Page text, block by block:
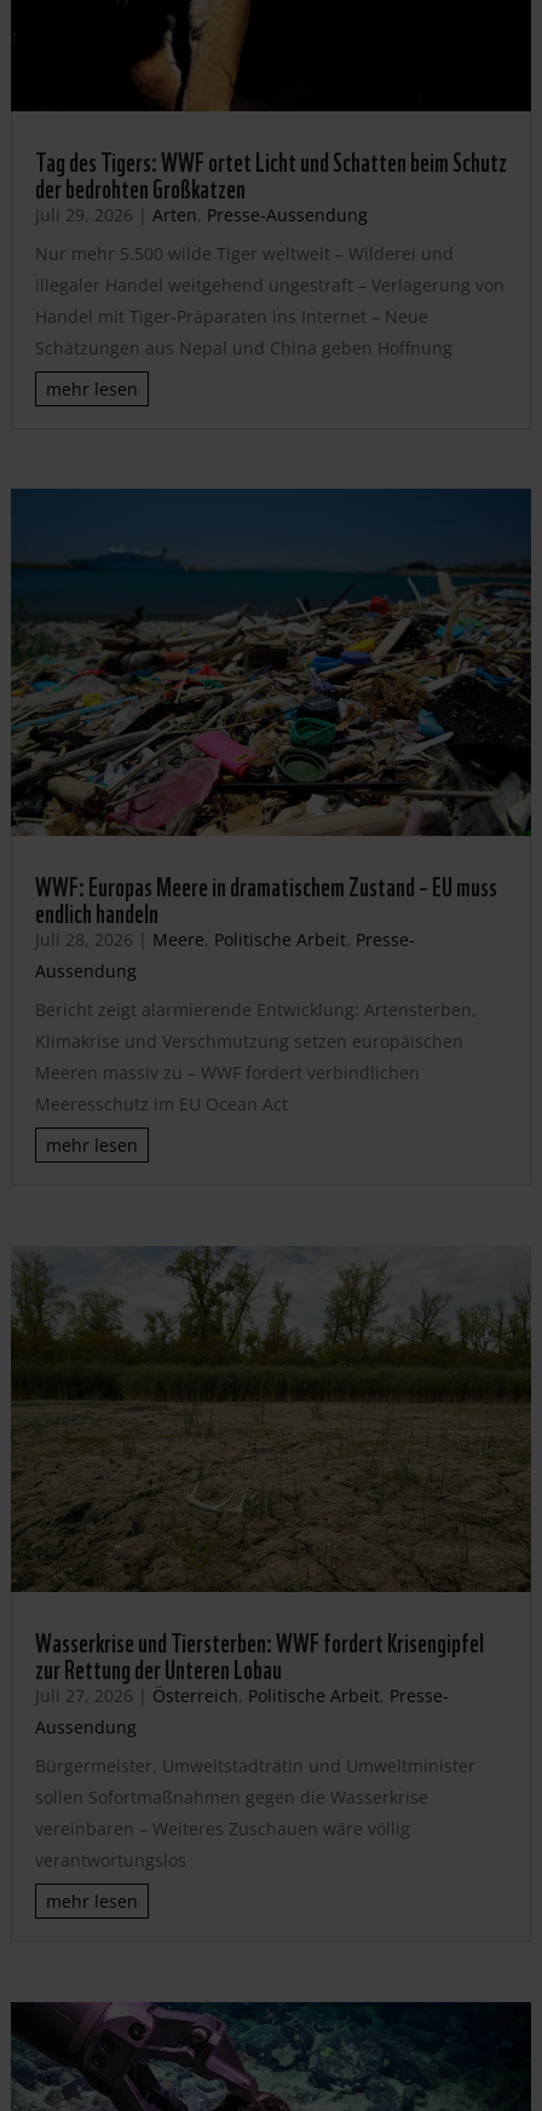
Tag des Tigers: WWF ortet Licht und Schatten beim Schutz
der bedrohten Großkatzen
Juli 29, 2026 | Arten, Presse-Aussendung
Nur mehr 5.500 wilde Tiger weltweit – Wilderei und
illegaler Handel weitgehend ungestraft – Verlagerung von
Handel mit Tiger-Präparaten ins Internet – Neue
Schätzungen aus Nepal und China geben Hoffnung
mehr lesen
WWF: Europas Meere in dramatischem Zustand – EU muss
endlich handeln
Juli 28, 2026 | Meere, Politische Arbeit, Presse-
Aussendung
Bericht zeigt alarmierende Entwicklung: Artensterben,
Klimakrise und Verschmutzung setzen europäischen
Meeren massiv zu – WWF fordert verbindlichen
Meeresschutz im EU Ocean Act
mehr lesen
Wasserkrise und Tiersterben: WWF fordert Krisengipfel
zur Rettung der Unteren Lobau
Juli 27, 2026 | Österreich, Politische Arbeit, Presse-
Aussendung
Bürgermeister, Umweltstadträtin und Umweltminister
sollen Sofortmaßnahmen gegen die Wasserkrise
vereinbaren – Weiteres Zuschauen wäre völlig
verantwortungslos
mehr lesen